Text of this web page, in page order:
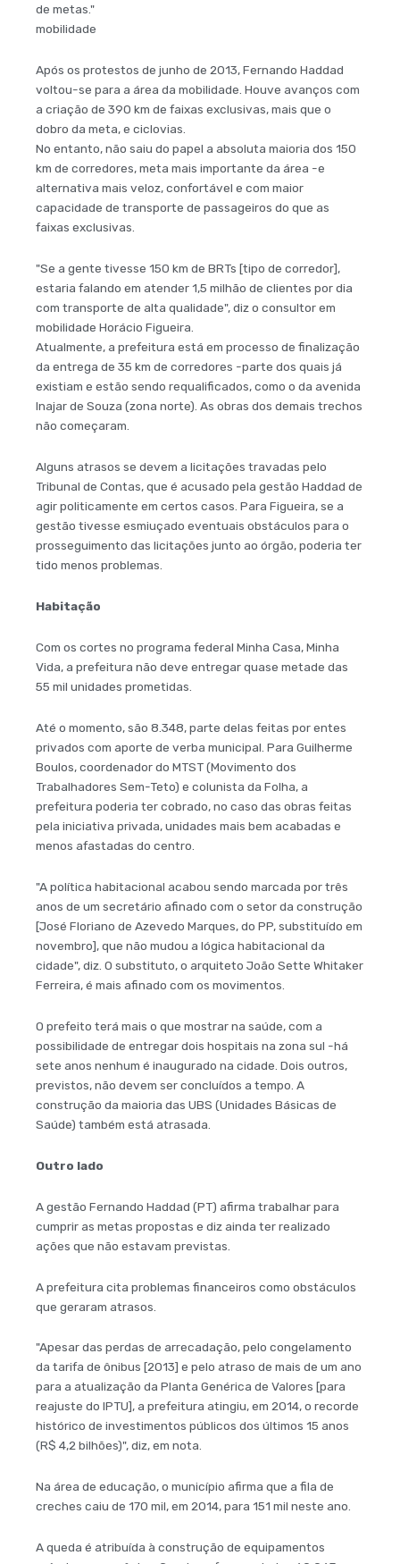
de metas."
mobilidade
Após os protestos de junho de 2013, Fernando Haddad
voltou-se para a área da mobilidade. Houve avanços com
a criação de 390 km de faixas exclusivas, mais que o
dobro da meta, e ciclovias.
No entanto, não saiu do papel a absoluta maioria dos 150
km de corredores, meta mais importante da área -e
alternativa mais veloz, confortável e com maior
capacidade de transporte de passageiros do que as
faixas exclusivas.
"Se a gente tivesse 150 km de BRTs [tipo de corredor],
estaria falando em atender 1,5 milhão de clientes por dia
com transporte de alta qualidade", diz o consultor em
mobilidade Horácio Figueira.
Atualmente, a prefeitura está em processo de finalização
da entrega de 35 km de corredores -parte dos quais já
existiam e estão sendo requalificados, como o da avenida
Inajar de Souza (zona norte). As obras dos demais trechos
não começaram.
Alguns atrasos se devem a licitações travadas pelo
Tribunal de Contas, que é acusado pela gestão Haddad de
agir politicamente em certos casos. Para Figueira, se a
gestão tivesse esmiuçado eventuais obstáculos para o
prosseguimento das licitações junto ao órgão, poderia ter
tido menos problemas.
Habitação
Com os cortes no programa federal Minha Casa, Minha
Vida, a prefeitura não deve entregar quase metade das
55 mil unidades prometidas.
Até o momento, são 8.348, parte delas feitas por entes
privados com aporte de verba municipal. Para Guilherme
Boulos, coordenador do MTST (Movimento dos
Trabalhadores Sem-Teto) e colunista da Folha, a
prefeitura poderia ter cobrado, no caso das obras feitas
pela iniciativa privada, unidades mais bem acabadas e
menos afastadas do centro.
"A política habitacional acabou sendo marcada por três
anos de um secretário afinado com o setor da construção
[José Floriano de Azevedo Marques, do PP, substituído em
novembro], que não mudou a lógica habitacional da
cidade", diz. O substituto, o arquiteto João Sette Whitaker
Ferreira, é mais afinado com os movimentos.
O prefeito terá mais o que mostrar na saúde, com a
possibilidade de entregar dois hospitais na zona sul -há
sete anos nenhum é inaugurado na cidade. Dois outros,
previstos, não devem ser concluídos a tempo. A
construção da maioria das UBS (Unidades Básicas de
Saúde) também está atrasada.
Outro lado
A gestão Fernando Haddad (PT) afirma trabalhar para
cumprir as metas propostas e diz ainda ter realizado
ações que não estavam previstas.
A prefeitura cita problemas financeiros como obstáculos
que geraram atrasos.
"Apesar das perdas de arrecadação, pelo congelamento
da tarifa de ônibus [2013] e pelo atraso de mais de um ano
para a atualização da Planta Genérica de Valores [para
reajuste do IPTU], a prefeitura atingiu, em 2014, o recorde
histórico de investimentos públicos dos últimos 15 anos
(R$ 4,2 bilhões)", diz, em nota.
Na área de educação, o município afirma que a fila de
creches caiu de 170 mil, em 2014, para 151 mil neste ano.
A queda é atribuída à construção de equipamentos